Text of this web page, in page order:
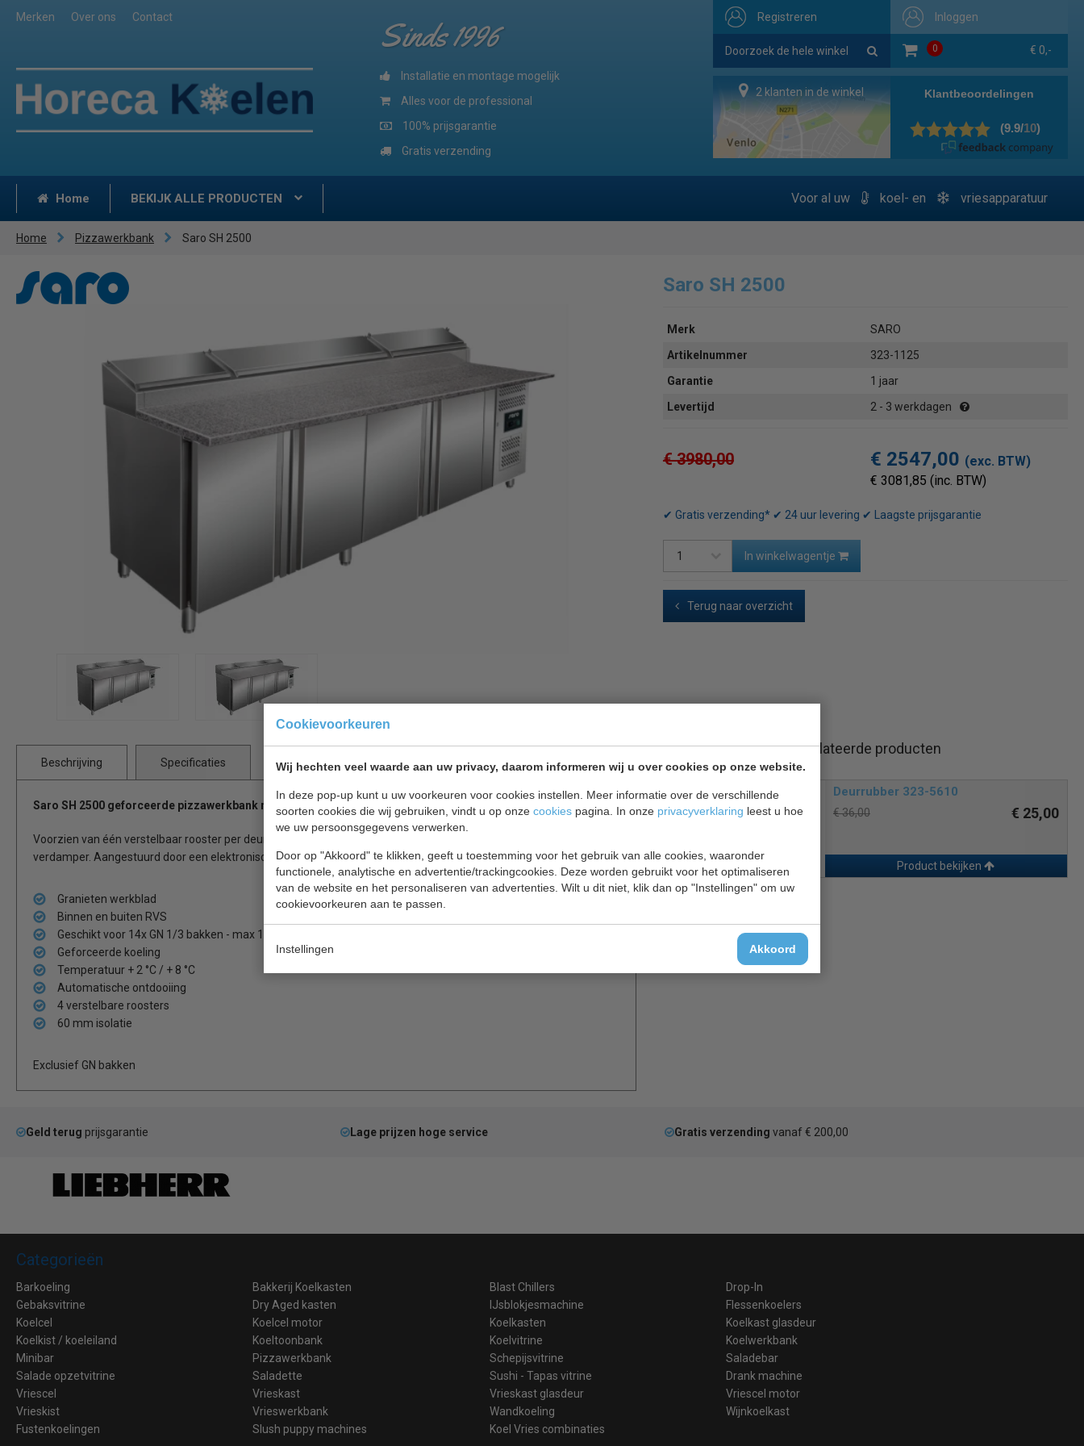
Cookievoorkeuren
Wij hechten veel waarde aan uw privacy, daarom informeren wij u over cookies op onze website.
In deze pop-up kunt u uw voorkeuren voor cookies instellen. Meer informatie over de verschillende
soorten cookies die wij gebruiken, vindt u op onze cookies pagina. In onze privacyverklaring leest u hoe
we uw persoonsgegevens verwerken.
Door op "Akkoord" te klikken, geeft u toestemming voor het gebruik van alle cookies, waaronder
functionele, analytische en advertentie/trackingcookies. Deze worden gebruikt voor het optimaliseren
van de website en het personaliseren van advertenties. Wilt u dit niet, klik dan op "Instellingen" om uw
cookievoorkeuren aan te passen.
Instellingen Akkoord
Merken Over ons Contact Inloggen
0 € 0,-
Registreren
Sinds 1996
Installatie en montage mogelijk
Alles voor de professional
100% prijsgarantie
Gratis verzending
2 klanten in de winkel
Home BEKIJK ALLE PRODUCTEN Voor al uw koel- en vriesapparatuur
Home Pizzawerkbank Saro SH 2500
Saro SH 2500
Merk
SARO
Artikelnummer
323-1125
Garantie
1 jaar
Levertijd
2 - 3 werkdagen
€ 3980,00 € 2547,00 (exc. BTW)
€ 3081,85 (inc. BTW)
✔ Gratis verzending* ✔ 24 uur levering ✔ Laagste prijsgarantie
In winkelwagentje
Terug naar overzicht
Beschrijving Specificaties
Saro SH 2500 geforceerde pizzawerkbank met granieten werkblad en een gekoelde opbouw.
Voorzien van één verstelbaar rooster per deur en een geforceerde koeling met een aan drie zijden ingeschuimde
verdamper. Aangestuurd door een elektronische thermostaat van Dixell.
Granieten werkblad
Binnen en buiten RVS
Geschikt voor 14x GN 1/3 bakken - max 15 mm diep
Geforceerde koeling
Temperatuur + 2 °C / + 8 °C
Automatische ontdooiing
4 verstelbare roosters
60 mm isolatie
Exclusief GN bakken
Gerelateerde producten
Deurrubber 323-5610
€ 36,00 € 25,00
Product bekijken
Geld terug prijsgarantie Lage prijzen hoge service Gratis verzending vanaf € 200,00
Categorieën
Barkoeling Bakkerij Koelkasten Blast Chillers
Drop-In
Gebaksvitrine
Dry Aged kasten IJsblokjesmachine
Flessenkoelers
Koelcel
Koelcel motor Koelkasten
Koelkast glasdeur
Koelkist / koeleiland
Koeltoonbank Koelvitrine
Koelwerkbank
Minibar
Pizzawerkbank Schepijsvitrine
Saladebar
Salade opzetvitrine
Saladette Sushi - Tapas vitrine
Drank machine
Vriescel
Vrieskast Vrieskast glasdeur
Vriescel motor
Vrieskist
Vrieswerkbank Wandkoeling
Wijnkoelkast
Fustenkoelingen
Slush puppy machines Koel Vries combinaties